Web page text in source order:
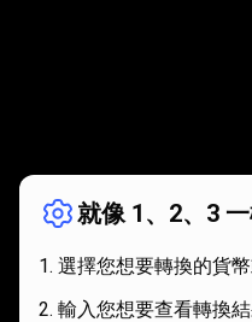
方
就像 1、2、3
選擇您想要轉換的貨幣
輸入您想要查看轉換結